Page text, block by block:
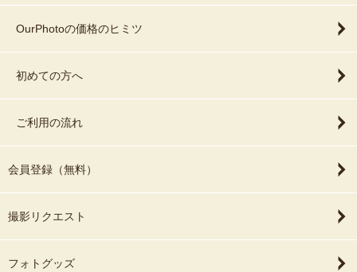
OurPhotoの価格のヒミツ
初めての方へ
ご利用の流れ
会員登録（無料）
撮影リクエスト
フォトグッズ